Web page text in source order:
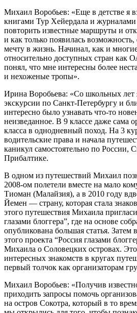
Михаил Воробьев: «Еще в детстве я
книгами Тур Хейердала и журналами
повторить известные маршруты и
и как только появилась
мечту в жизнь. Начинал, как и
относительно доступных стран как
понял, что мне интересны более
и нехоженые тропы».
Ирина Воробьева: «Со школьных лет
экскурсии по Санкт-Петербургу и
интересно было узнавать что-то
неизведанное. В 9 классе даже сама
класса в однодневный поход. На 3
водительские права и начала
каникул самостоятельно по России,
Прибалтике.
В одном из путешествий Михаил
2008-ом полетели вместе на мало
Тиоман (Малайзия), а в 2010 году
Йемен — страну, которая стала
этого путешествия Михаила
глазами блоггера”, где на основе
опубликована большая статья. Затем
этого проекта “Россия глазами
Михаила о Соловецких островах.
интересных знакомств в кругах
первый толчок как организаторам
Михаил Воробьев: «Получив
приходить запросы помочь
на остров Сокотра, который в то